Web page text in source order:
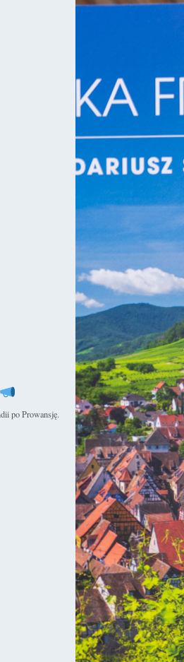
/ królestw czy krain historycznych, jej…
po Prowansję.